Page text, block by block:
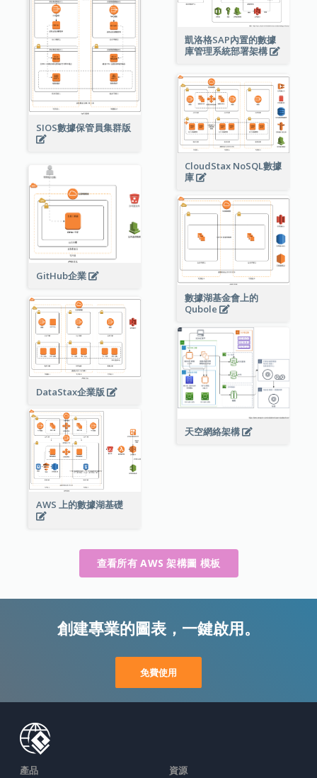
凱洛格SAP內置的數據
庫管理系統部署架構
SIOS數據保管員集群版
CloudStax NoSQL數據
庫
GitHub企業
數據湖基金會上的
Qubole
DataStax企業版
天空網絡架構
AWS 上的數據湖基礎
查看所有 AWS 架構圖 模板
創建專業的圖表，一鍵啟用。
免費使用
產品 資源